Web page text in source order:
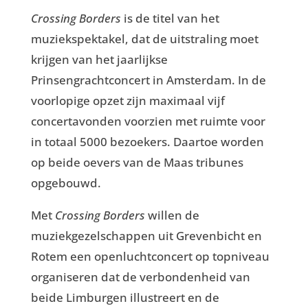
Crossing Borders is de titel van het
muziekspektakel, dat de uitstraling moet
krijgen van het jaarlijkse
Prinsengrachtconcert in Amsterdam. In de
voorlopige opzet zijn maximaal vijf
concertavonden voorzien met ruimte voor
in totaal 5000 bezoekers. Daartoe worden
op beide oevers van de Maas tribunes
opgebouwd.
Met Crossing Borders willen de
muziekgezelschappen uit Grevenbicht en
Rotem een openluchtconcert op topniveau
organiseren dat de verbondenheid van
beide Limburgen illustreert en de